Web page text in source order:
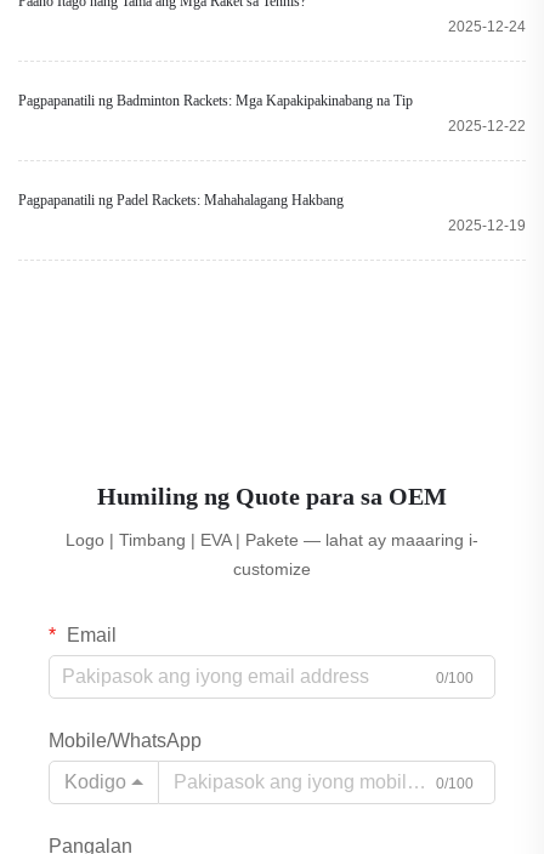
2025-12-24
Pagpapanatili ng Badminton Rackets: Mga Kapakipakinabang na Tip
2025-12-22
Pagpapanatili ng Padel Rackets: Mahahalagang Hakbang
2025-12-19
Humiling ng Quote para sa OEM
Logo | Timbang | EVA | Pakete — lahat ay maaaring i-
customize
Email
0/100
Mobile/WhatsApp
Kodigo
0/100
Pangalan